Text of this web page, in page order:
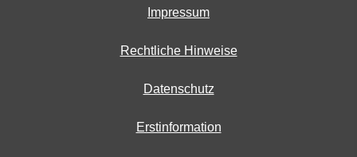
Impressum
Rechtliche Hinweise
Datenschutz
Erstinformation